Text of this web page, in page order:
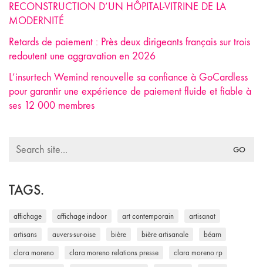
RECONSTRUCTION D’UN HÔPITAL-VITRINE DE LA
MODERNITÉ
Retards de paiement : Près deux dirigeants français sur trois
redoutent une aggravation en 2026
L’insurtech Wemind renouvelle sa confiance à GoCardless
pour garantir une expérience de paiement fluide et fiable à
ses 12 000 membres
Search
TAGS.
affichage affichage indoor art contemporain artisanat
artisans auvers-sur-oise bière bière artisanale béarn
clara moreno clara moreno relations presse clara moreno rp